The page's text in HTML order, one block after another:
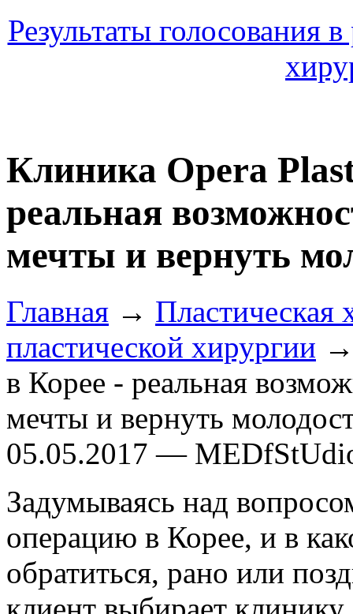
Результаты голосования
Клиника Opera
реальная
мечты и вернуть
Главная → Пластическая
пластической хирургии →
в Корее - реальная
мечты и вернуть
05.05.2017 —
Задумываясь над
операцию в Корее, и в
обратиться, рано или